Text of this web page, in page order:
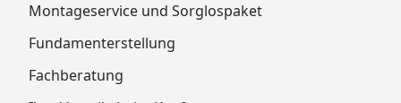
Montageservice und Sorglospaket
Fundamenterstellung
Fachberatung